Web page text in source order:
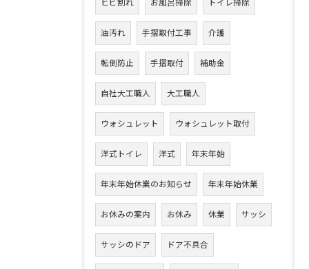
ヒビ割れ お風呂掃除 トイレ掃除
油汚れ 手摺取付工事 介護
転倒防止 手摺取付 補助金
自社大工職人 大工職人
ウォシュレット ウォシュレット取付
洋式トイレ 洋式 年末年始
年末年始休業のお知らせ 年末年始休業
お休みの案内 お休み 休業 サッシ
サッシのドア ドア不具合